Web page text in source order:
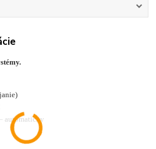
automaticky